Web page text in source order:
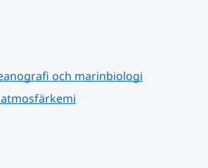
och marinbiologi